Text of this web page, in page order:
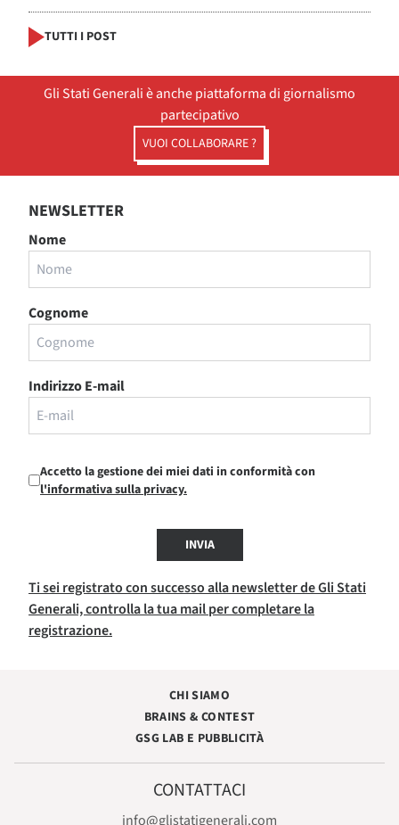
TUTTI I POST
Gli Stati Generali è anche piattaforma di giornalismo
partecipativo
VUOI COLLABORARE ?
NEWSLETTER
Nome
Cognome
Indirizzo E-mail
Accetto la gestione dei miei dati in conformità con
l'informativa sulla privacy.
INVIA
Ti sei registrato con successo alla newsletter de Gli Stati
Generali, controlla la tua mail per completare la
registrazione.
CHI SIAMO
BRAINS & CONTEST
GSG LAB E PUBBLICITÀ
CONTATTACI
info@glistatigenerali.com